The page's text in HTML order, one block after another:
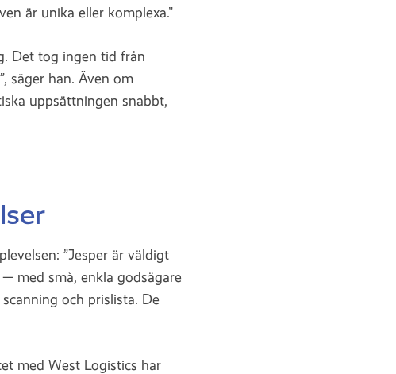
är unika eller komplexa.”
Det tog ingen tid från
säger han. Även om
uppsättningen snabbt,
”Jesper är väldigt
med små, enkla godsägare
och prislista. De
med West Logistics har